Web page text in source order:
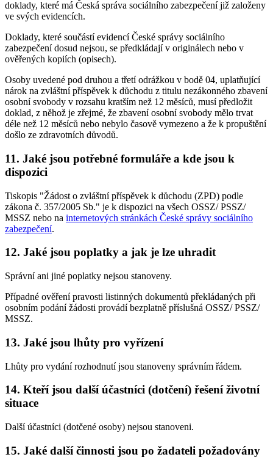
doklady, které má Česká správa sociálního zabezpečení již založeny
ve svých evidencích.
Doklady, které součástí evidencí České správy sociálního
zabezpečení dosud nejsou, se předkládají v originálech nebo v
ověřených kopiích (opisech).
Osoby uvedené pod druhou a třetí odrážkou v bodě 04, uplatňující
nárok na zvláštní příspěvek k důchodu z titulu nezákonného zbavení
osobní svobody v rozsahu kratším než 12 měsíců, musí předložit
doklad, z něhož je zřejmé, že zbavení osobní svobody mělo trvat
déle než 12 měsíců nebo nebylo časově vymezeno a že k propuštění
došlo ze zdravotních důvodů.
11. Jaké jsou potřebné formuláře a kde jsou k
dispozici
Tiskopis "Žádost o zvláštní příspěvek k důchodu (ZPD) podle
zákona č. 357/2005 Sb." je k dispozici na všech OSSZ/ PSSZ/
MSSZ nebo na internetových stránkách České správy sociálního
zabezpečení.
12. Jaké jsou poplatky a jak je lze uhradit
Správní ani jiné poplatky nejsou stanoveny.
Případné ověření pravosti listinných dokumentů překládaných při
osobním podání žádosti provádí bezplatně příslušná OSSZ/ PSSZ/
MSSZ.
13. Jaké jsou lhůty pro vyřízení
Lhůty pro vydání rozhodnutí jsou stanoveny správním řádem.
14. Kteří jsou další účastníci (dotčení) řešení životní
situace
Další účastníci (dotčené osoby) nejsou stanoveni.
15. Jaké další činnosti jsou po žadateli požadovány